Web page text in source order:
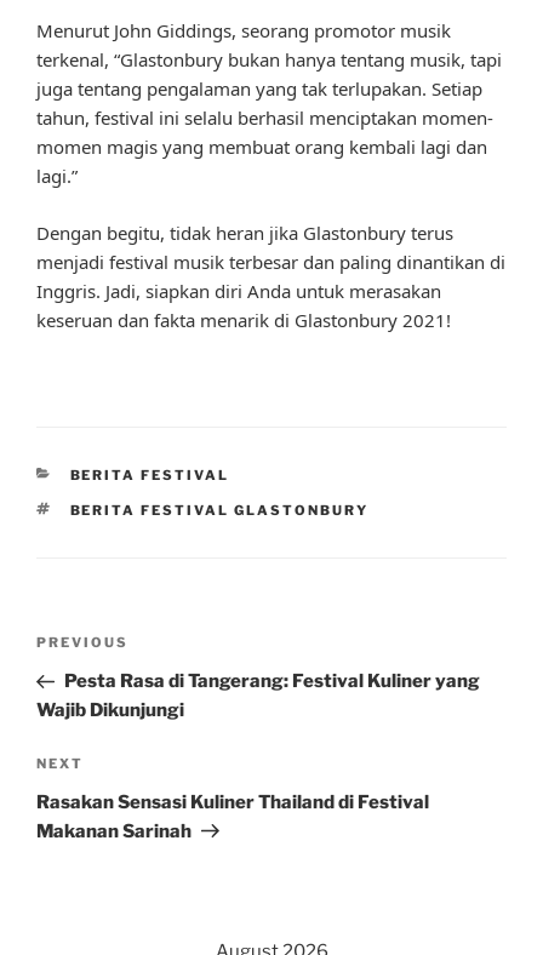
Menurut John Giddings, seorang promotor musik
terkenal, “Glastonbury bukan hanya tentang musik, tapi
juga tentang pengalaman yang tak terlupakan. Setiap
tahun, festival ini selalu berhasil menciptakan momen-
momen magis yang membuat orang kembali lagi dan
lagi.”
Dengan begitu, tidak heran jika Glastonbury terus
menjadi festival musik terbesar dan paling dinantikan di
Inggris. Jadi, siapkan diri Anda untuk merasakan
keseruan dan fakta menarik di Glastonbury 2021!
CATEGORIES
BERITA FESTIVAL
TAGS
BERITA FESTIVAL GLASTONBURY
Previous
Post
PREVIOUS
Pesta Rasa di Tangerang: Festival Kuliner yang
Wajib Dikunjungi
Next
Post
NEXT
Rasakan Sensasi Kuliner Thailand di Festival
Makanan Sarinah